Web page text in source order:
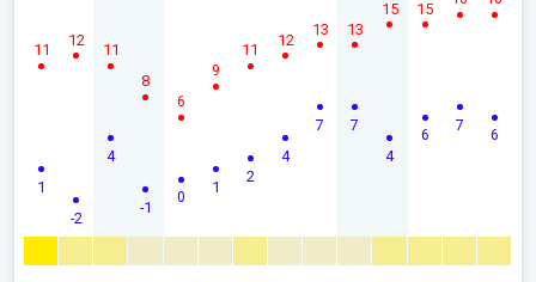
1
11
-2
12
4
11
-1
8
0
6
1
9
2
11
4
12
7
13
7
13
4
15
6
15
7
6